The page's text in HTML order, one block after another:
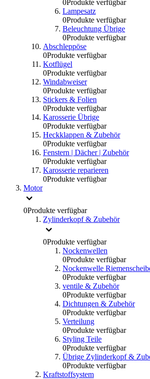
0Produkte verfügbar
Lampesatz
0Produkte verfügbar
Beleuchtung Übrige
0Produkte verfügbar
Abschleppöse
0Produkte verfügbar
Kotflügel
0Produkte verfügbar
Windabweiser
0Produkte verfügbar
Stickers & Folien
0Produkte verfügbar
Karosserie Übrige
0Produkte verfügbar
Heckklappen & Zubehör
0Produkte verfügbar
Fenstern | Dächer | Zubehör
0Produkte verfügbar
Karosserie reparieren
0Produkte verfügbar
Motor
0Produkte verfügbar
Zylinderkopf & Zubehör
0Produkte verfügbar
Nockenwellen
0Produkte verfügbar
Nockenwelle
0Produkte verfügbar
ventile & Zubehör
0Produkte verfügbar
Dichtungen & Zubehör
0Produkte verfügbar
Verteilung
0Produkte verfügbar
Styling Teile
0Produkte verfügbar
Übrige Zylinderkopf &
0Produkte verfügbar
Kraftstoffsystem